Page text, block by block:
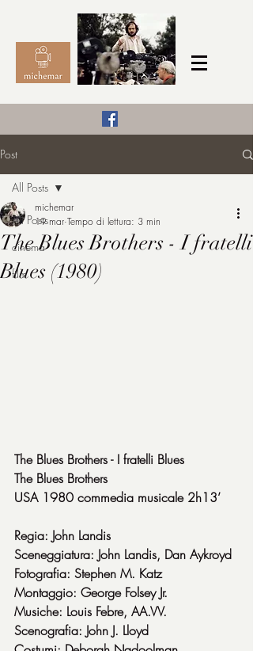
michemar
Post
All Posts
cinema
film
All Posts
The Blues Brothers - I fratelli
Blues (1980)
michemar
19 mar Tempo di lettura: 3 min
The Blues Brothers - I fratelli Blues
The Blues Brothers
USA 1980 commedia musicale 2h13’
Regia: John Landis
Sceneggiatura: John Landis, Dan Aykroyd
Fotografia: Stephen M. Katz
Montaggio: George Folsey Jr.
Musiche: Louis Febre, AA.VV.
Scenografia: John J. Lloyd